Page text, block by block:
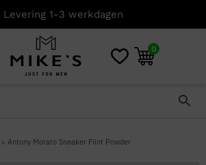
Levering 1-3 werkdagen
0
> Antony Morato Sneaker Flint Powder